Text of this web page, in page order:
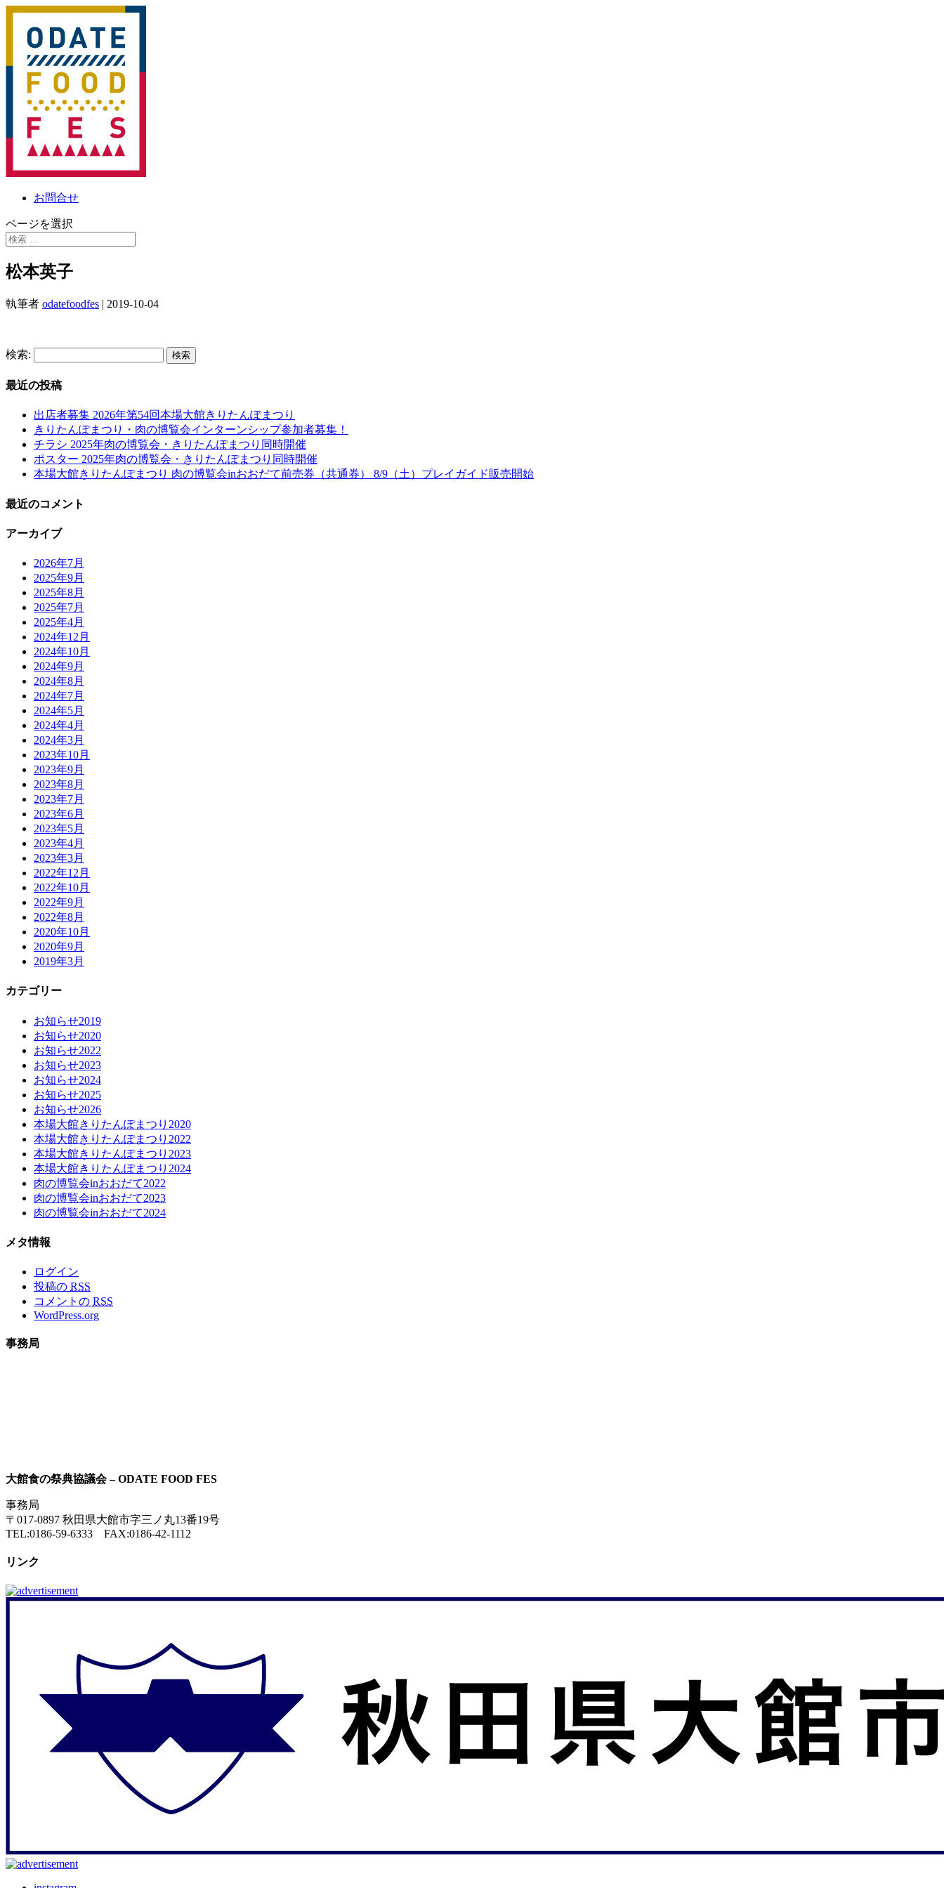
お問合せ
ページを選択
松本英子
執筆者 odatefoodfes | 2019-10-04
検索:
最近の投稿
出店者募集 2026年第54回本場大館きりたんぽまつり
きりたんぽまつり・肉の博覧会インターンシップ参加者募集！
チラシ 2025年肉の博覧会・きりたんぽまつり同時開催
ポスター 2025年肉の博覧会・きりたんぽまつり同時開催
本場大館きりたんぽまつり 肉の博覧会inおおだて前売券（共通券） 8/9（土）プレイガイド販売開始
最近のコメント
アーカイブ
2026年7月
2025年9月
2025年8月
2025年7月
2025年4月
2024年12月
2024年10月
2024年9月
2024年8月
2024年7月
2024年5月
2024年4月
2024年3月
2023年10月
2023年9月
2023年8月
2023年7月
2023年6月
2023年5月
2023年4月
2023年3月
2022年12月
2022年10月
2022年9月
2022年8月
2020年10月
2020年9月
2019年3月
カテゴリー
お知らせ2019
お知らせ2020
お知らせ2022
お知らせ2023
お知らせ2024
お知らせ2025
お知らせ2026
本場大館きりたんぽまつり2020
本場大館きりたんぽまつり2022
本場大館きりたんぽまつり2023
本場大館きりたんぽまつり2024
肉の博覧会inおおだて2022
肉の博覧会inおおだて2023
肉の博覧会inおおだて2024
メタ情報
ログイン
投稿の RSS
コメントの RSS
WordPress.org
事務局
大館食の祭典協議会 – ODATE FOOD FES
事務局
〒017-0897 秋田県大館市字三ノ丸13番19号
TEL:0186-59-6333 FAX:0186-42-1112
リンク